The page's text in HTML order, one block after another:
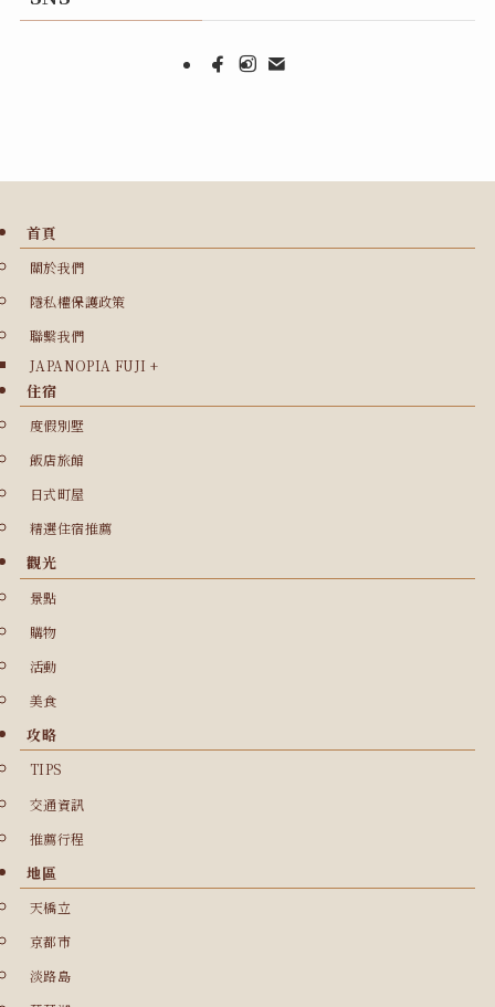
首頁
關於我們
隱私權保護政策
聯繫我們
JAPANOPIA FUJI +
住宿
度假別墅
飯店旅館
日式町屋
精選住宿推薦
觀光
景點
購物
活動
美食
攻略
TIPS
交通資訊
推薦行程
地區
天橋立
京都市
淡路島